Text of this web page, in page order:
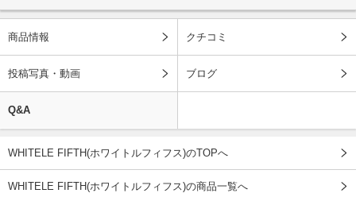
商品情報 クチコミ
投稿写真・動画 ブログ
Q&A
WHITELE FIFTH(ホワイトルフィフス)のTOPへ
WHITELE FIFTH(ホワイトルフィフス)の商品一覧へ